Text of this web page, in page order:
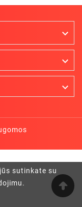
sutinkate su


